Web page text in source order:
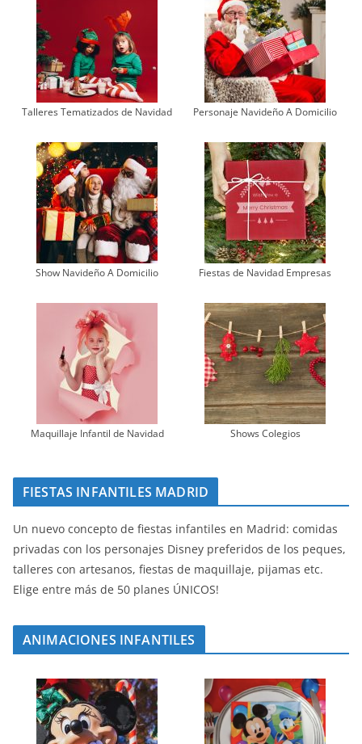
Talleres Tematizados de Navidad Personaje Navideño A Domicilio
Show Navideño A Domicilio Fiestas de Navidad Empresas
Maquillaje Infantil de Navidad Shows Colegios
FIESTAS INFANTILES MADRID
Un nuevo concepto de fiestas infantiles en Madrid: comidas
privadas con los personajes Disney preferidos de los peques,
talleres con artesanos, fiestas de maquillaje, pijamas etc.
Elige entre más de 50 planes ÚNICOS!
ANIMACIONES INFANTILES